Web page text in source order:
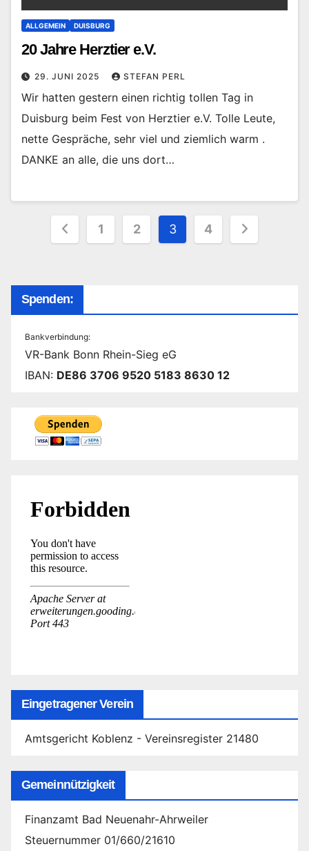
ALLGEMEIN DUISBURG
20 Jahre Herztier e.V.
29. JUNI 2025 STEFAN PERL
Wir hatten gestern einen richtig tollen Tag in
Duisburg beim Fest von Herztier e.V. Tolle Leute,
nette Gespräche, sehr viel und ziemlich warm .
DANKE an alle, die uns dort…
Seitennummerierung
Beiträge
1 2 3 4
Spenden:
Bankverbindung:
VR-Bank Bonn Rhein-Sieg eG
IBAN: DE86 3706 9520 5183 8630 12
Eingetragener Verein
Amtsgericht Koblenz - Vereinsregister 21480
Gemeinnützigkeit
Finanzamt Bad Neuenahr-Ahrweiler
Steuernummer 01/660/21610